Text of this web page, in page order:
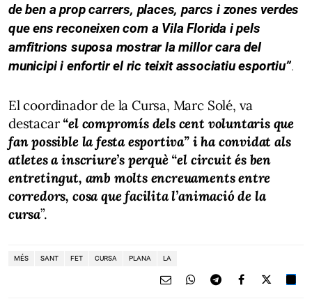
de ben a prop carrers, places, parcs i zones verdes
que ens reconeixen com a Vila Florida i pels
amfitrions suposa mostrar la millor cara del
municipi i enfortir el ric teixit associatiu esportiu”.
El coordinador de la Cursa, Marc Solé, va
destacar “el compromís dels cent voluntaris que
fan possible la festa esportiva” i ha convidat als
atletes a inscriure’s perquè “el circuit és ben
entretingut, amb molts encreuaments entre
corredors, cosa que facilita l’animació de la
cursa”.
MÉS SANT FET CURSA PLANA LA